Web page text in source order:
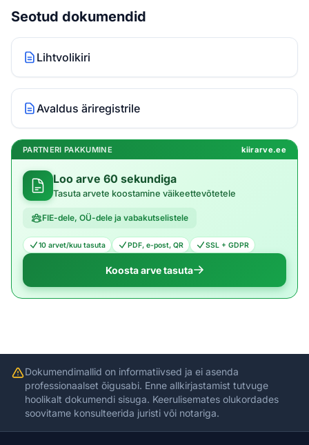
Seotud dokumendid
Lihtvolikiri
Avaldus äriregistrile
PARTNERI PAKKUMINE kiirarve.ee
Loo arve 60 sekundiga
Tasuta arvete koostamine väikeettevõtetele
FIE-dele, OÜ-dele ja vabakutselistele
10 arvet/kuu tasuta PDF, e-post, QR SSL + GDPR
Koosta arve tasuta
Dokumendimallid on informatiivsed ja ei asenda
professionaalset õigusabi. Enne allkirjastamist tutvuge
hoolikalt dokumendi sisuga. Keerulisemates olukordades
soovitame konsulteerida juristi või notariga.